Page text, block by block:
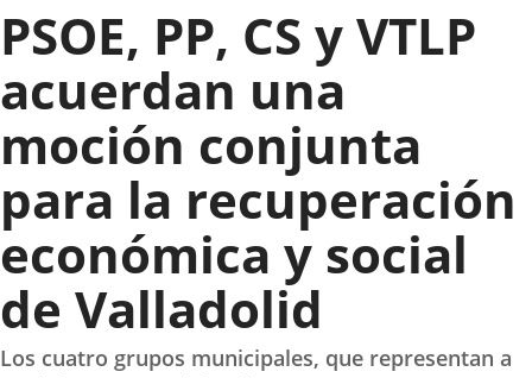
Valladolid
PSOE, PP, CS y VTLP
acuerdan una
moción conjunta
para la recuperación
económica y social
de Valladolid
Los cuatro grupos municipales, que representan a